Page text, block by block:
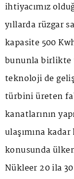
ihtiyacımız
yıllarda rüzgar
kapasite 500
bununla birlikte
teknoloji de
türbini üreten
kanatlarının
ulaşımına
konusunda
Nükleer 20 ila